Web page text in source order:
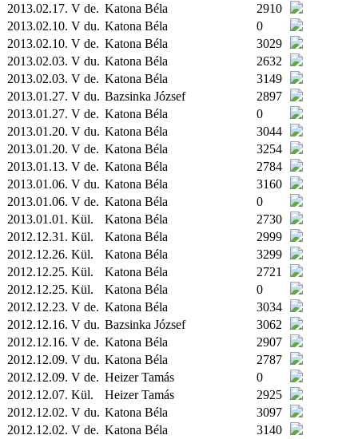
2013.02.17. V de. Katona Béla
2910
2013.02.10. V du. Katona Béla
0
2013.02.10. V de. Katona Béla
3029
2013.02.03. V du. Katona Béla
2632
2013.02.03. V de. Katona Béla
3149
2013.01.27. V du. Bazsinka József
2897
2013.01.27. V de. Katona Béla
0
2013.01.20. V du. Katona Béla
3044
2013.01.20. V de. Katona Béla
3254
2013.01.13. V de. Katona Béla
2784
2013.01.06. V du. Katona Béla
3160
2013.01.06. V de. Katona Béla
0
2013.01.01. Kül. Katona Béla
2730
2012.12.31. Kül. Katona Béla
2999
2012.12.26. Kül. Katona Béla
3299
2012.12.25. Kül. Katona Béla
2721
2012.12.25. Kül. Katona Béla
0
2012.12.23. V de. Katona Béla
3034
2012.12.16. V du. Bazsinka József
3062
2012.12.16. V de. Katona Béla
2907
2012.12.09. V du. Katona Béla
2787
2012.12.09. V de. Heizer Tamás
0
2012.12.07. Kül. Heizer Tamás
2925
2012.12.02. V du. Katona Béla
3097
2012.12.02. V de. Katona Béla
3140